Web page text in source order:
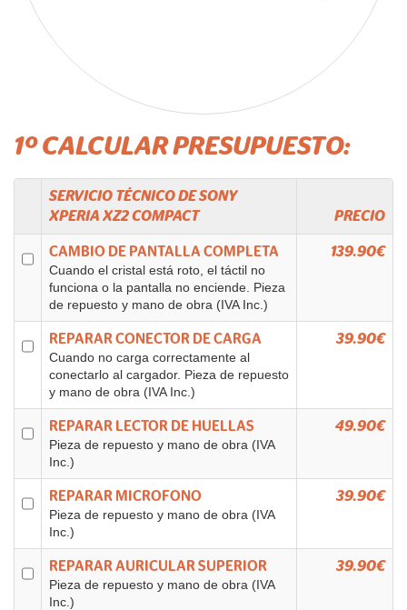
1º CALCULAR PRESUPUESTO:
SERVICIO TÉCNICO DESONY
XPERIA XZ2 COMPACT
PRECIO
CAMBIO DE PANTALLA COMPLETA
Cuando el cristal está roto, el táctil no
funciona o la pantalla no enciende. Pieza
de repuesto y mano de obra (IVA Inc.)
139.90€
REPARAR CONECTOR DE CARGA
Cuando no carga correctamente al
conectarlo al cargador. Pieza de repuesto
y mano de obra (IVA Inc.)
39.90€
REPARAR LECTOR DE HUELLAS
Pieza de repuesto y mano de obra (IVA
Inc.)
49.90€
REPARAR MICROFONO
Pieza de repuesto y mano de obra (IVA
Inc.)
39.90€
REPARAR AURICULAR SUPERIOR
Pieza de repuesto y mano de obra (IVA
Inc.)
39.90€